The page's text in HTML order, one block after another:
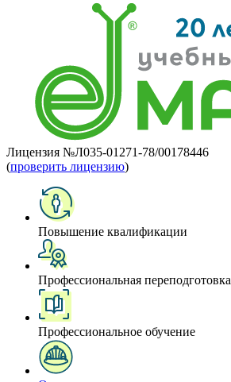
Лицензия №Л035-01271-78/00178446
(проверить лицензию)
Повышение квалификации
Профессиональная переподготовка
Профессиональное обучение